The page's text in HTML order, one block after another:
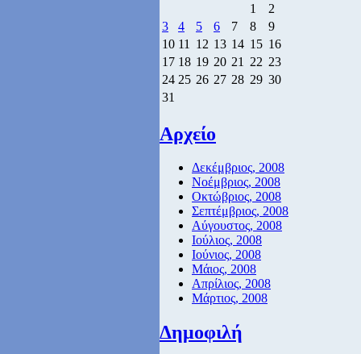
1
2
3
4 5 6 7 8
9
10 11 12 13 14 15 16
17 18 19 20 21 22 23
24 25 26 27 28 29 30
31
Αρχείο
Δεκέμβριος, 2008
Νοέμβριος, 2008
Οκτώβριος, 2008
Σεπτέμβριος, 2008
Αύγουστος, 2008
Ιούλιος, 2008
Ιούνιος, 2008
Μάιος, 2008
Απρίλιος, 2008
Μάρτιος, 2008
Δημοφιλή